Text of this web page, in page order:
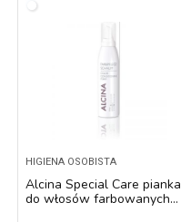
HIGIENA OSOBISTA
Alcina Special Care pianka
do włosów farbowanych